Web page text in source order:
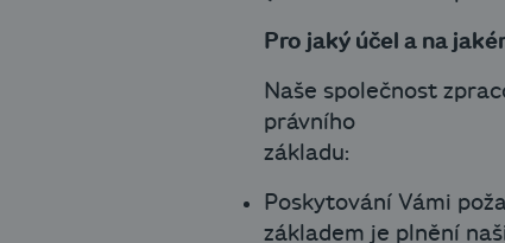
Pro jaký účel a na
Naše společnost
právního
základu:
Poskytování Vámi
základem je plnění